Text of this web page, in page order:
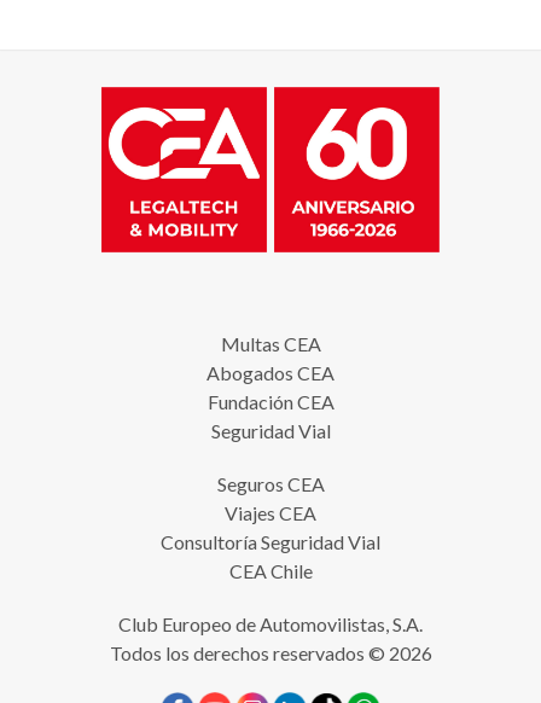
Multas CEA
Abogados CEA
Fundación CEA
Seguridad Vial
Seguros CEA
Viajes CEA
Consultoría Seguridad Vial
CEA Chile
Club Europeo de Automovilistas, S.A.
Todos los derechos reservados © 2026